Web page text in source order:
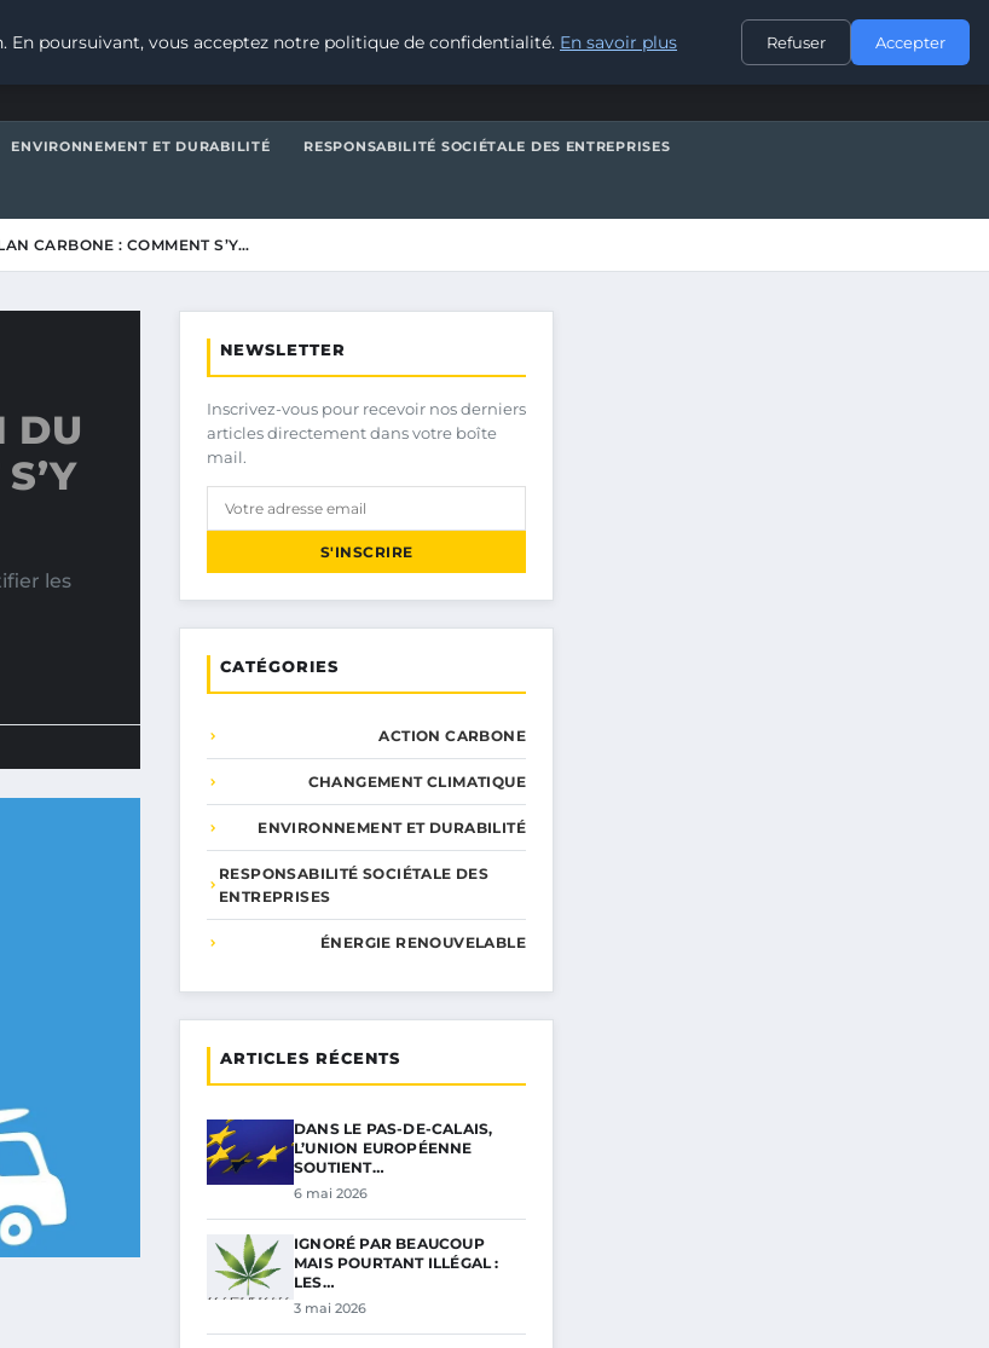
CONTACT
ENVIRONNEMENT ET DURABILITÉ RESPONSABILITÉ SOCIÉTALE DES ENTREPRISES
CARBONE : COMMENT S’Y…
DU
les
NEWSLETTER
Inscrivez-vous pour recevoir nos derniers
articles directement dans votre boîte
mail.
S'INSCRIRE
CATÉGORIES
ACTION CARBONE
CHANGEMENT CLIMATIQUE
ENVIRONNEMENT ET DURABILITÉ
RESPONSABILITÉ SOCIÉTALE DES
ENTREPRISES
ÉNERGIE RENOUVELABLE
ARTICLES RÉCENTS
DANS LE PAS-DE-CALAIS,
L’UNION EUROPÉENNE
SOUTIENT…
6 mai 2026
IGNORÉ PAR BEAUCOUP
MAIS POURTANT ILLÉGAL :
LES…
3 mai 2026
poursuivant, vous acceptez notre politique de confidentialité. En savoir plus Refuser Accepter